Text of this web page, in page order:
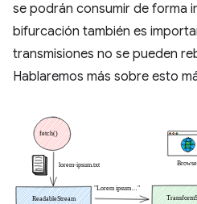
se podrán consumir de forma
bifurcación también es
transmisiones no se pueden
Hablaremos más sobre esto